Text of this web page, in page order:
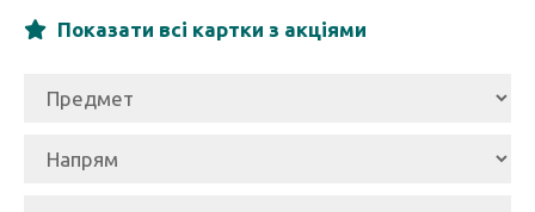
Показати всі картки з акціями